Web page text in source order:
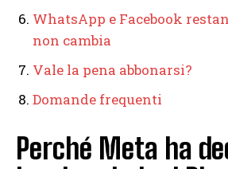
WhatsApp e Facebook
non cambia
Vale la pena abbonarsi?
Domande frequenti
Perché Meta ha